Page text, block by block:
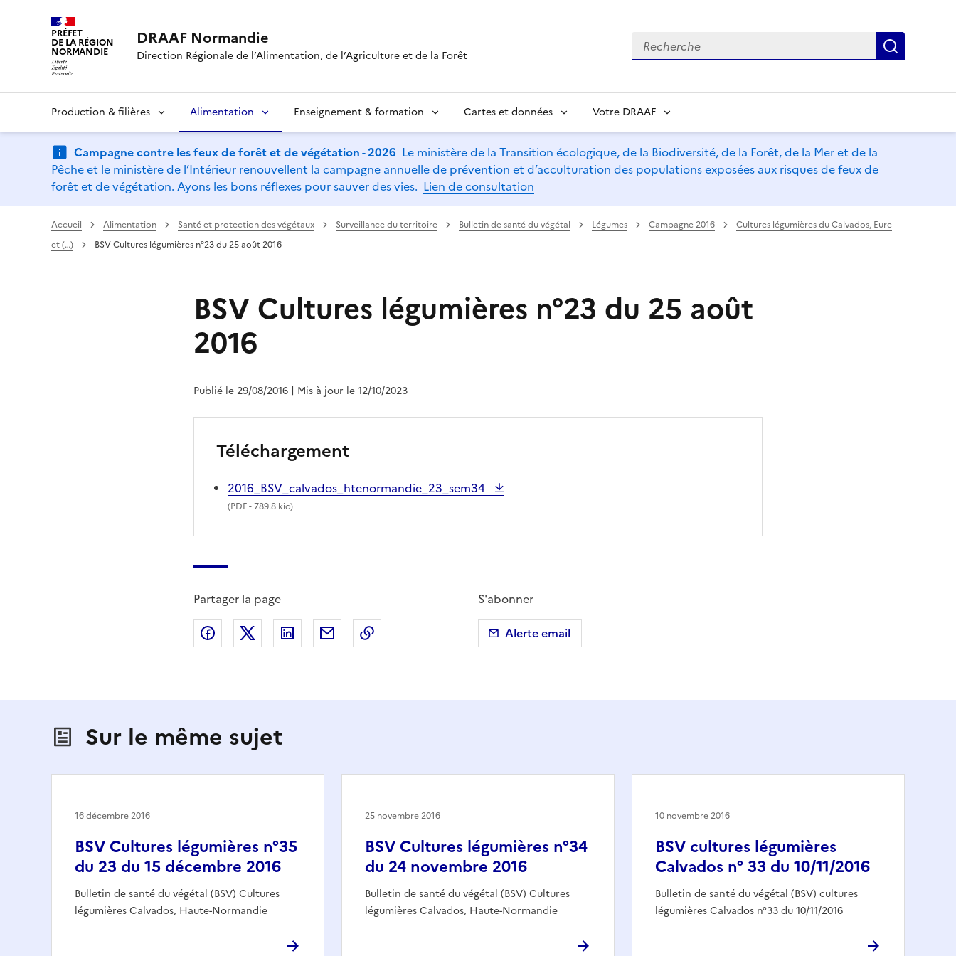
PRÉFET
DE LA RÉGION
NORMANDIE
DRAAF Normandie
Direction Régionale de l’Alimentation, de l’Agriculture et de la Forêt
Recherche
Production & filières Alimentation Enseignement & formation Cartes et données Votre DRAAF
Campagne contre les feux de forêt et de végétation - 2026 Le ministère de la Transition écologique, de la Biodiversité, de la Forêt, de la Mer et de la
Pêche et le ministère de l’Intérieur renouvellent la campagne annuelle de prévention et d’acculturation des populations exposées aux risques de feux de
forêt et de végétation. Ayons les bons réflexes pour sauver des vies. Lien de consultation
Accueil Alimentation Santé et protection des végétaux Surveillance du territoire Bulletin de santé du végétal Légumes Campagne 2016
Cultures légumières du Calvados, Eure
et (…)
BSV Cultures légumières n°23 du 25 août 2016
BSV Cultures légumières n°23 du 25 août
2016
Publié le 29/08/2016 | Mis à jour le 12/10/2023
Téléchargement
2016_BSV_calvados_htenormandie_23_sem34
(PDF- 789.8 kio)
Partager la page
Partager sur Facebook
Partager sur X (anciennement Twitter)
Partager sur LinkedIn
Partager par emailCopier dans le presse-papier
S'abonner
Alerte email
Sur le même sujet
BSV Cultures légumières n°35
du 23 du 15 décembre 2016
Bulletin de santé du végétal (BSV) Cultures
légumières Calvados, Haute-Normandie
16 décembre 2016
BSV Cultures légumières n°34
du 24 novembre 2016
Bulletin de santé du végétal (BSV) Cultures
légumières Calvados, Haute-Normandie
25 novembre 2016
BSV cultures légumières
Calvados n° 33 du 10/11/2016
Bulletin de santé du végétal (BSV) cultures
légumières Calvados n°33 du 10/11/2016
10 novembre 2016